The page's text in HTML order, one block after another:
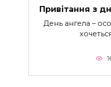
Привітання з
День ангела –